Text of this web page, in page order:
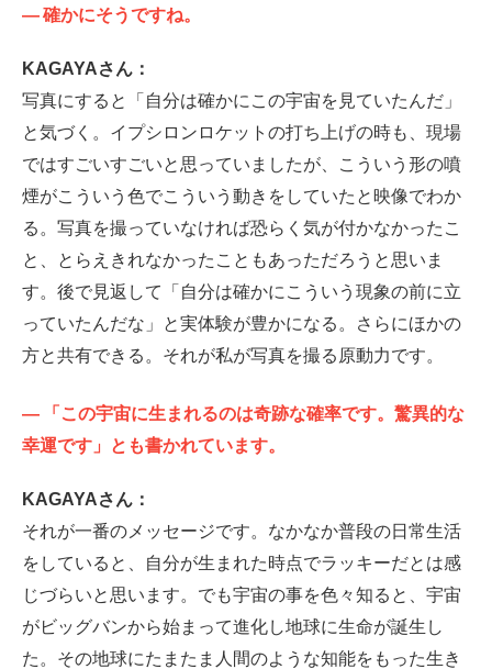
—確かにそうですね。
KAGAYAさん：
写真にすると「自分は確かにこの宇宙を見ていたんだ」
と気づく。イプシロンロケットの打ち上げの時も、現場
ではすごいすごいと思っていましたが、こういう形の噴
煙がこういう色でこういう動きをしていたと映像でわか
る。写真を撮っていなければ恐らく気が付かなかったこ
と、とらえきれなかったこともあっただろうと思いま
す。後で見返して「自分は確かにこういう現象の前に立
っていたんだな」と実体験が豊かになる。さらにほかの
方と共有できる。それが私が写真を撮る原動力です。
—
「この宇宙に生まれるのは奇跡な確率です。驚異的な
幸運です」とも書かれています。
KAGAYAさん：
それが一番のメッセージです。なかなか普段の日常生活
をしていると、自分が生まれた時点でラッキーだとは感
じづらいと思います。でも宇宙の事を色々知ると、宇宙
がビッグバンから始まって進化し地球に生命が誕生し
た。その地球にたまたま人間のような知能をもった生き